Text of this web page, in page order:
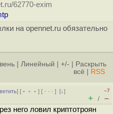
62770-exim
на opennet.ru обязательно
Линейный +/-
Раскрыть
всё
RSS
] [ ﹢﹢﹢] [ · · ·][↓]
–7
+ / –
него ловил криптотроян